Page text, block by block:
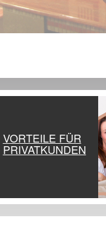
VORTEILE FÜR
PRIVATKUNDEN